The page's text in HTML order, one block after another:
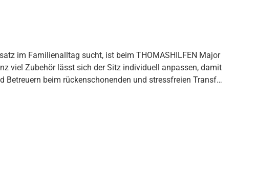
im Familienalltag sucht, ist beim THOMASHILFEN Major
viel Zubehör lässt sich der Sitz individuell anpassen, damit
Spielzeug griffbereit aufzubewahren Seatfix-Konnektoren